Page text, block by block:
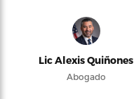
Lic Alexis Quiñones
Abogado